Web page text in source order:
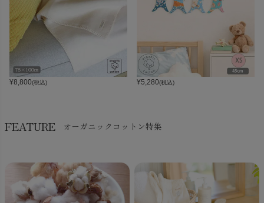
¥8,800(税込) ¥5,280(税込)
FEATURE オーガニックコットン特集